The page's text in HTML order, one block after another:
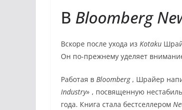
В Bloomberg
Вскоре после ухода из Kotaku
Он по-прежнему уделяет
Работая в Bloomberg, Шрайер
Industry» , посвященную
года. Книга стала бестселлером